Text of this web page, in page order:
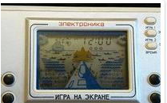
27.01.2017
Игра ЭЛЕКТРОНИКА - МОРСКОЙ
БОЙ редкий экземпляр.
Удлинённые корабли
perepelin